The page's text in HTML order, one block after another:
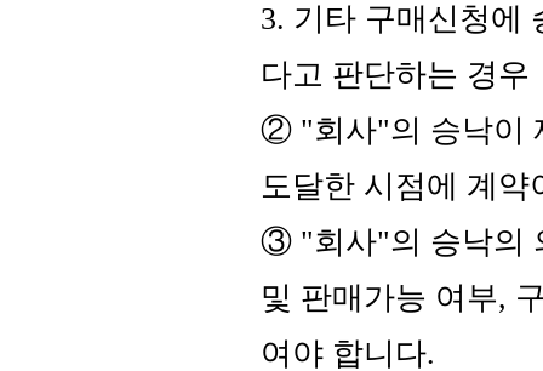
3. 기타 구매신청에
다고 판단하는 경우
② "회사"의 승낙이
도달한 시점에 계
③ "회사"의 승낙의
및 판매가능 여부,
여야 합니다.